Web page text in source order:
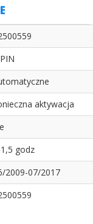
aktywacja
godz
2009-07/2017